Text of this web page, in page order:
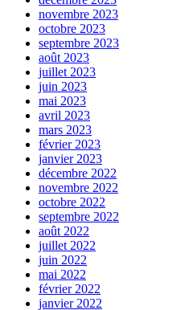
novembre 2023
octobre 2023
septembre 2023
août 2023
juillet 2023
juin 2023
mai 2023
avril 2023
mars 2023
février 2023
janvier 2023
décembre 2022
novembre 2022
octobre 2022
septembre 2022
août 2022
juillet 2022
juin 2022
mai 2022
février 2022
janvier 2022